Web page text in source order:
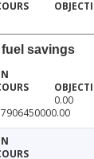
savings
0.00